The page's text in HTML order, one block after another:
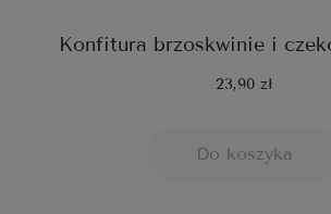
Konfitura brzoskwinie i
23,90 zł
Do koszyka